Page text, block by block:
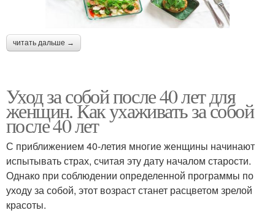
читать дальше →
Уход за собой после 40 лет для
женщин. Как ухаживать за собой
после 40 лет
С приближением 40-летия многие женщины начинают
испытывать страх, считая эту дату началом старости.
Однако при соблюдении определенной программы по
уходу за собой, этот возраст станет расцветом зрелой
красоты.